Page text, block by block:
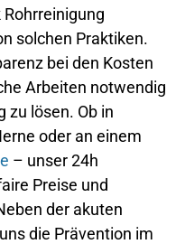
solchen Praktiken.
bei den Kosten
Arbeiten notwendig
zu lösen. Ob in
oder an einem
– unser 24h
Preise und
der akuten
die Prävention im